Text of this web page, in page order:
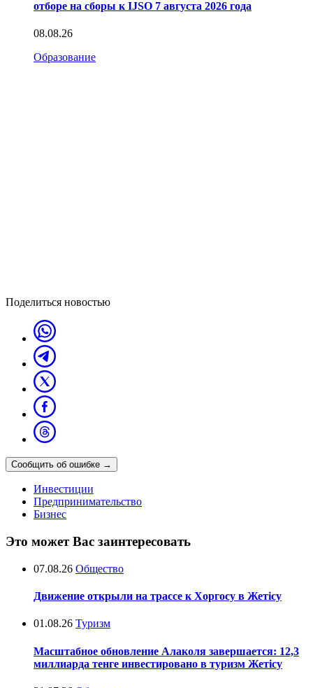
отборе на сборы к IJSO 7 августа 2026 года
08.08.26
Образование
Поделиться новостью
Сообщить об ошибке →
Инвестиции
Предпринимательство
Бизнес
Это может Вас заинтересовать
07.08.26 Общество
Движение открыли на трассе к Хоргосу в Жетісу
01.08.26 Туризм
Масштабное обновление Алаколя завершается: 12,3
миллиарда тенге инвестировано в туризм Жетісу